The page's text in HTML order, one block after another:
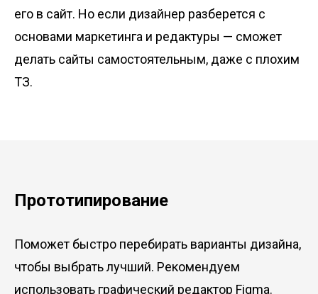
его в сайт. Но если дизайнер разберется с
основами маркетинга и редактуры — сможет
делать сайты самостоятельным, даже с плохим
ТЗ.
Прототипирование
Поможет быстро перебирать варианты дизайна,
чтобы выбрать лучший. Рекомендуем
использовать графический редактор Figma.